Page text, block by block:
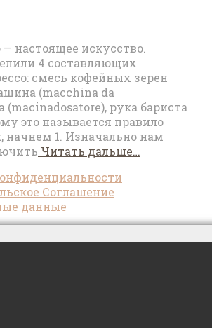
— настоящее искусство.
4 составляющих
смесь кофейных зерен
(macchina da
(macinadosatore), рука бариста
это называется правило
1. Изначально нам
Читать дальше…
Соглашение
данные